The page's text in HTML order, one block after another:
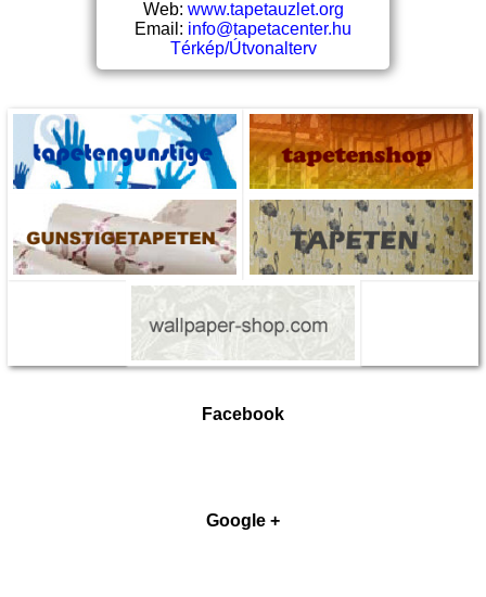
Web: www.tapetauzlet.org
Email: info@tapetacenter.hu
Térkép/Útvonalterv
Facebook
Google +